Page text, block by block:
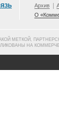
Архив
О
МЕТКОЙ,
НА